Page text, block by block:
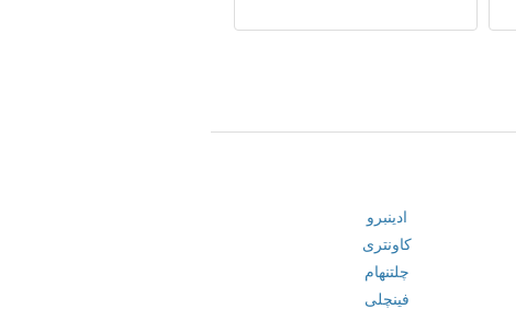
ادینبرو
کاونتری
چلتنهام
فینچلی